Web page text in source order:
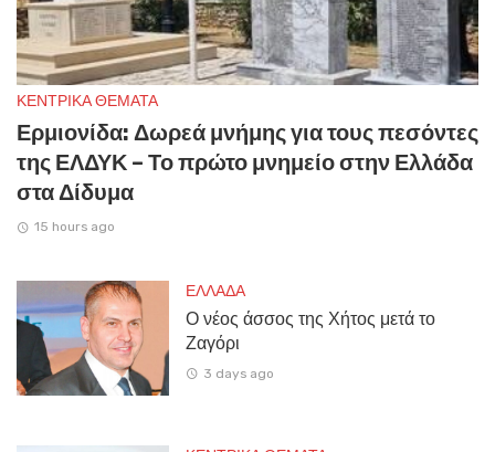
ΚΕΝΤΡΙΚΑ ΘΕΜΑΤΑ
Ερμιονίδα: Δωρεά μνήμης για τους πεσόντες
της ΕΛΔΥΚ – Το πρώτο μνημείο στην Ελλάδα
στα Δίδυμα
15 hours ago
ΕΛΛΑΔΑ
Ο νέος άσσος της Χήτος μετά το
Ζαγόρι
3 days ago